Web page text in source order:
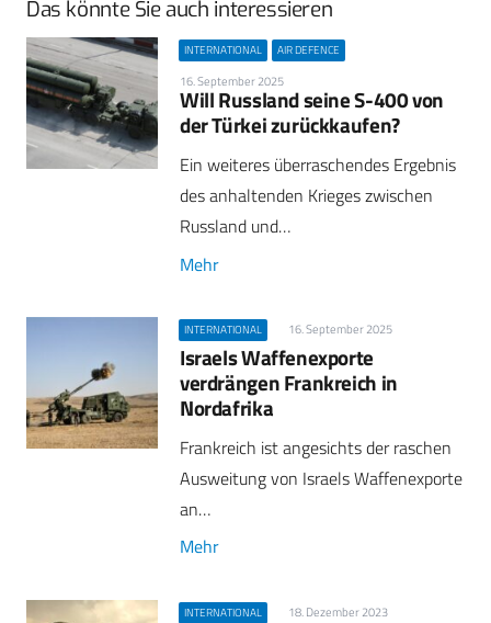
Das könnte Sie auch interessieren
INTERNATIONAL AIR DEFENCE
16. September 2025
Will Russland seine S-400 von
der Türkei zurückkaufen?
Ein weiteres überraschendes Ergebnis
des anhaltenden Krieges zwischen
Russland und…
Mehr
INTERNATIONAL 16. September 2025
Israels Waffenexporte
verdrängen Frankreich in
Nordafrika
Frankreich ist angesichts der raschen
Ausweitung von Israels Waffenexporte
an…
Mehr
INTERNATIONAL 18. Dezember 2023